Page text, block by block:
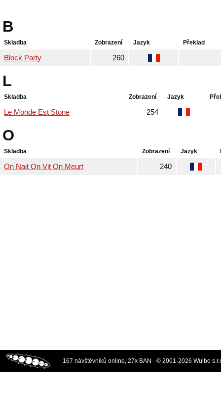
B
Skladba Zobrazení Jazyk Překlad
Block Party 260
L
Skladba Zobrazení Jazyk
Le Monde Est Stone 254
O
Skladba Zobrazení Jazyk
On Nait On Vit On Meurt 240
167 návštěvníků online, 27x BAN - © 2001-2026 Wulbo